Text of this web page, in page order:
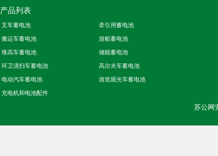
产品列表
叉车蓄电池
牵引用蓄电池
搬运车蓄电池
游船蓄电池
堆高车蓄电池
储能蓄电池
环卫清扫车蓄电池
高尔夫车蓄电池
电动汽车蓄电池
游览观光车蓄电池
充电机和电池配件
苏公网